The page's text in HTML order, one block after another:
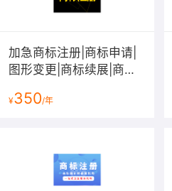
加急商标注册|商标申请|
图形变更|商标续展|商标
拿不到受理通知书退款
¥350/年